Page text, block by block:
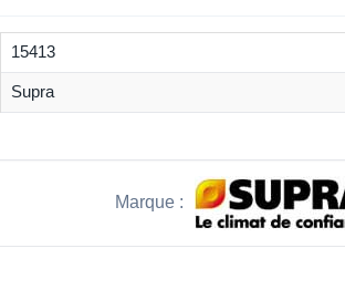
15413
Supra
Marque :